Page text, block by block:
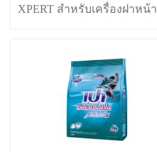
XPERT สำหรับเครื่องฝาหน้า